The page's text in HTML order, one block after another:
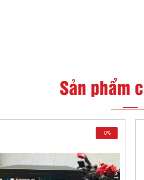
Sản phẩm
-0%